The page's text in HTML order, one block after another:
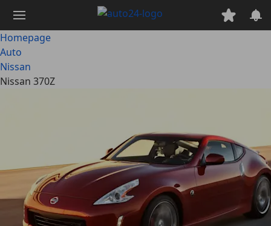
naar
hoofdinhoud
Homepage
Auto
Nissan
Nissan 370Z